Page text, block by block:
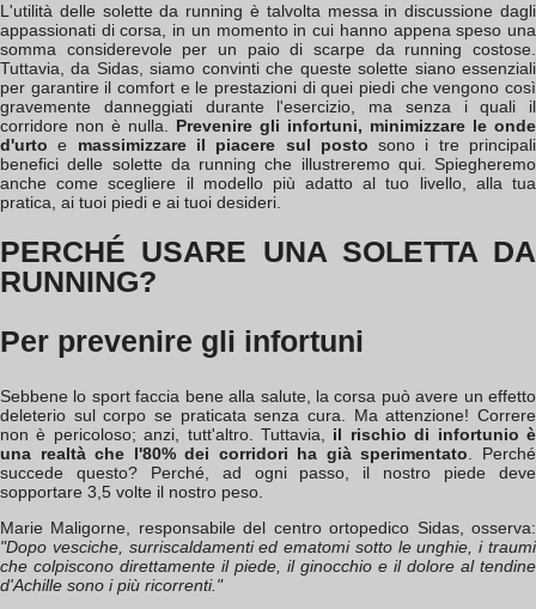
L'utilità delle solette da running è talvolta messa in discussione dagli
appassionati di corsa, in un momento in cui hanno appena speso una
somma considerevole per un paio di scarpe da running costose.
Tuttavia, da Sidas, siamo convinti che queste solette siano essenziali
per garantire il comfort e le prestazioni di quei piedi che vengono così
gravemente danneggiati durante l'esercizio, ma senza i quali il
corridore non è nulla. Prevenire gli infortuni, minimizzare le onde
d'urto e massimizzare il piacere sul posto sono i tre principali
benefici delle solette da running che illustreremo qui. Spiegheremo
anche come scegliere il modello più adatto al tuo livello, alla tua
pratica, ai tuoi piedi e ai tuoi desideri.
PERCHÉ USARE UNA SOLETTA DA
RUNNING?
Per prevenire gli infortuni
Sebbene lo sport faccia bene alla salute, la corsa può avere un effetto
deleterio sul corpo se praticata senza cura. Ma attenzione! Correre
non è pericoloso; anzi, tutt'altro. Tuttavia, il rischio di infortunio è
una realtà che l'80% dei corridori ha già sperimentato . Perché
succede questo? Perché, ad ogni passo, il nostro piede deve
sopportare 3,5 volte il nostro peso.
Marie Maligorne, responsabile del centro ortopedico Sidas, osserva:
"Dopo vesciche, surriscaldamenti ed ematomi sotto le unghie, i traumi
che colpiscono direttamente il piede, il ginocchio e il dolore al tendine
d'Achille sono i più ricorrenti."